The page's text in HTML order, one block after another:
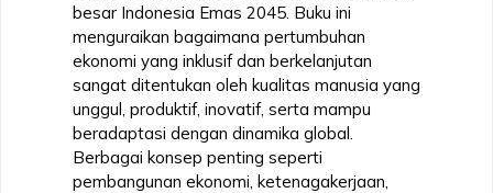
besar Indonesia Emas 2045. Buku ini
menguraikan bagaimana pertumbuhan
ekonomi yang inklusif dan berkelanjutan
sangat ditentukan oleh kualitas manusia yang
unggul, produktif, inovatif, serta mampu
beradaptasi dengan dinamika global.
Berbagai konsep penting seperti
pembangunan ekonomi, ketenagakerjaan,